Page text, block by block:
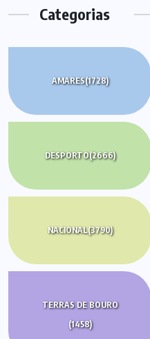
Categorias
AMARES(1728)
DESPORTO(2666)
NACIONAL(3790)
TERRAS DE BOURO
(1458)